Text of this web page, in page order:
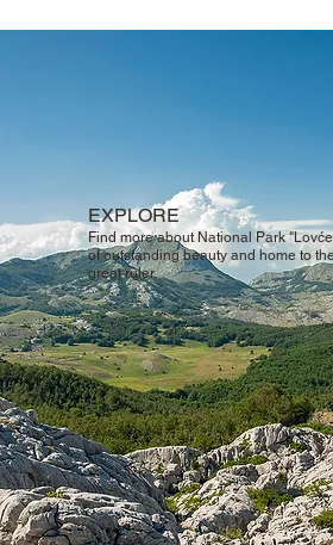
EXPLORE
Find more about National Park
of outstanding beauty and home to
great ruler.
Read More